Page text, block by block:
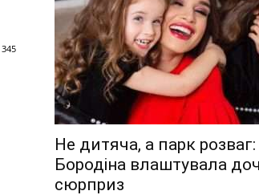
345
Не дитяча, а парк розваг:
Бородіна влаштувала
сюрприз